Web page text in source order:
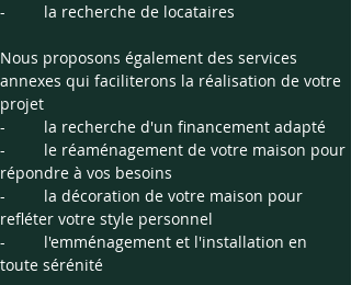
- 	la recherche de locataires
Nous proposons également des services
annexes qui faciliterons la réalisation de votre
projet
- 	la recherche d'un financement adapté
- 	le réaménagement de votre maison pour
répondre à vos besoins
- 	la décoration de votre maison pour
refléter votre style personnel
- 	l'emménagement et l'installation en
toute sérénité